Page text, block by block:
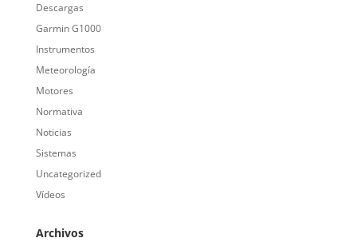
Descargas
Garmin G1000
Instrumentos
Meteorología
Motores
Normativa
Noticias
Sistemas
Uncategorized
Vídeos
Archivos